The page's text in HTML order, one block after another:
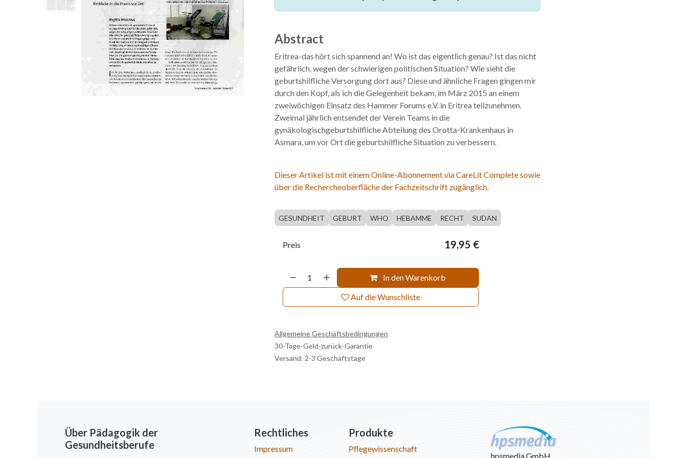
Abstract
Eritrea-das hört sich spannend an! Wo ist das eigentlich genau? Ist das nicht
gefährlich, wegen der schwierigen politischen Situation? Wie sieht die
geburtshilfliche Versorgung dort aus? Diese und ähnliche Fragen gingen mir
durch den Kopf, als ich die Gelegenheit bekam, im März 2015 an einem
zweiwöchigen Einsatz des Hammer Forums e.V. in Eritrea teilzunehmen.
Zweimal jährlich entsendet der Verein Teams in die
gynäkologischgeburtshilfliche Abteilung des Orotta-Krankenhaus in
Asmara, um vor Ort die geburtshilfliche Situation zu verbessern.
Dieser Artikel ist mit einem Online-Abonnement via CareLit Complete sowie
über die Rechercheoberfläche der Fachzeitschrift zugänglich.
GESUNDHEIT GEBURT WHO HEBAMME RECHT SUDAN
In den Warenkorb
Auf die Wunschliste
Preis 19,95 €
Allgemeine Geschäftsbedingungen
30-Tage-Geld-zurück-Garantie
Versand: 2-3 Geschäftstage
Über Pädagogik der
Gesundheitsberufe
Rechtliches
Impressum
Produkte
Pflegewissenschaft
hpsmedia GmbH